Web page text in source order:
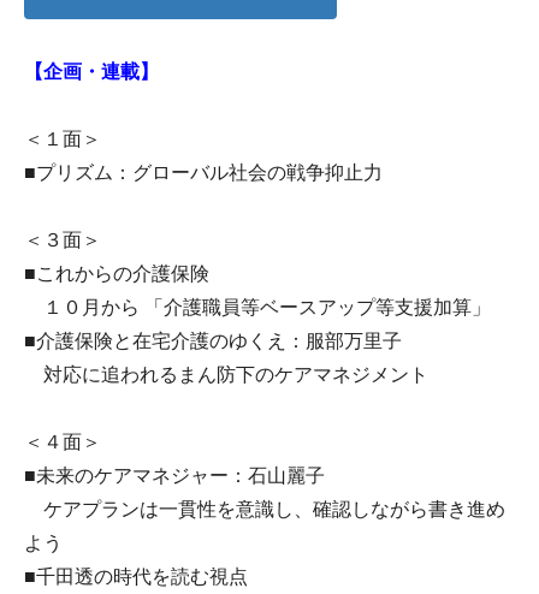
【企画・連載】
＜１面＞
■プリズム：グローバル社会の戦争抑止力
＜３面＞
■これからの介護保険
１０月から 「介護職員等ベースアップ等支援加算」
■介護保険と在宅介護のゆくえ：服部万里子
対応に追われるまん防下のケアマネジメント
＜４面＞
■未来のケアマネジャー：石山麗子
ケアプランは一貫性を意識し、確認しながら書き進め
よう
■千田透の時代を読む視点